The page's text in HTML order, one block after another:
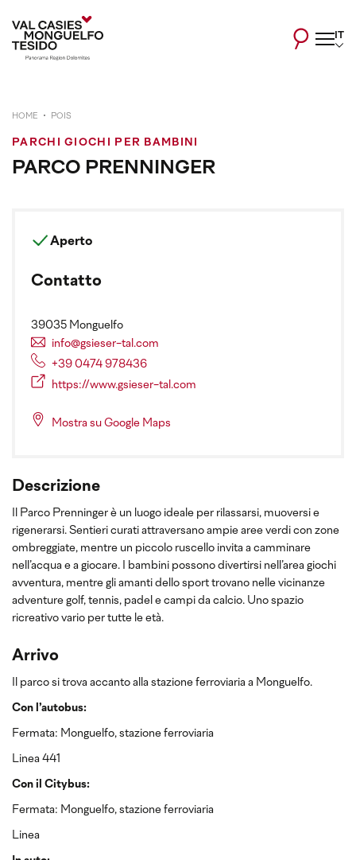
IT
HOME POIS
PARCHI GIOCHI PER BAMBINI
PARCO PRENNINGER
Descrizione
Il Parco Prenninger è un luogo ideale per rilassarsi, muoversi e
rigenerarsi. Sentieri curati attraversano ampie aree verdi con zone
ombreggiate, mentre un piccolo ruscello invita a camminare
nell’acqua e a giocare. I bambini possono divertirsi nell’area giochi
avventura, mentre gli amanti dello sport trovano nelle vicinanze
adventure golf, tennis, padel e campi da calcio. Uno spazio
ricreativo vario per tutte le età.
Arrivo
Il parco si trova accanto alla stazione ferroviaria a Monguelfo.
Con l’autobus:
Fermata: Monguelfo, stazione ferroviaria
Linea 441
Con il Citybus:
Fermata: Monguelfo, stazione ferroviaria
Linea
Aperto
Contatto
39035 Monguelfo
info@gsieser-tal.com
+39 0474 978436
https://www.gsieser-tal.com
Mostra su Google Maps